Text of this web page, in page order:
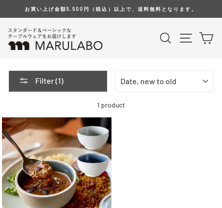
お買い上げ金額5,500円（税込）以上で、送料無料となります。
Search Site
Filter (1)
1 product